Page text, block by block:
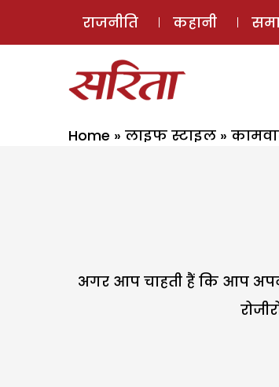
राजनीति कहानी
Home » लाइफ स्टाइल »
अगर आप चाहती हैं कि आप अपने